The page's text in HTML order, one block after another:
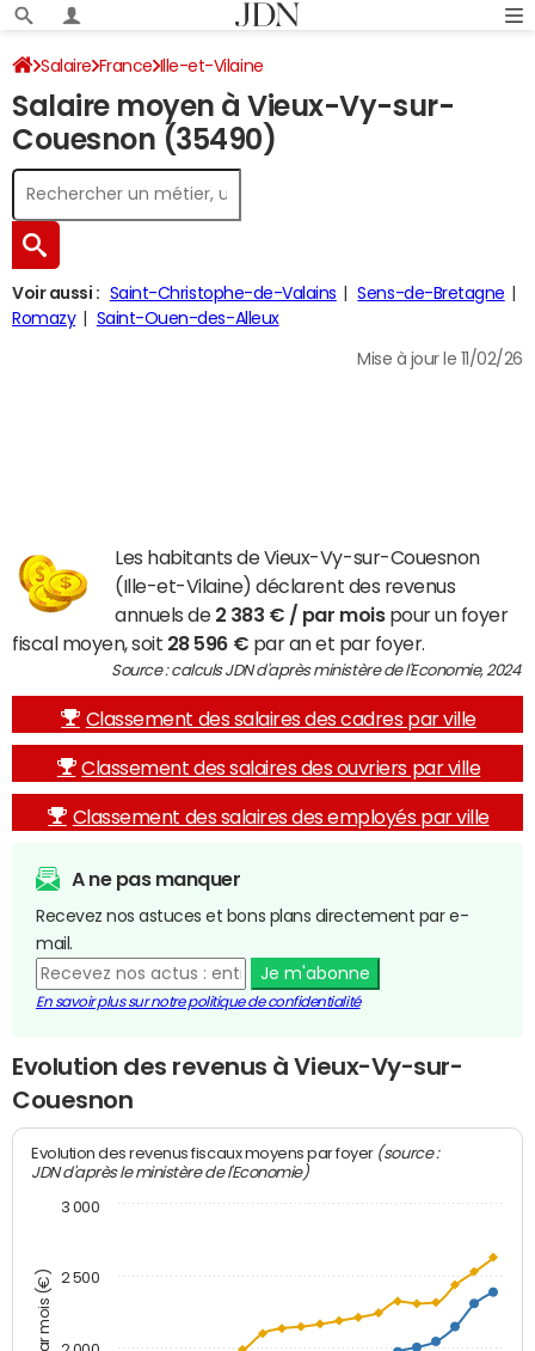
Salaire France Ille-et-Vilaine
Salaire moyen à Vieux-Vy-sur-
Couesnon (35490)
Voir aussi : Saint-Christophe-de-Valains
Sens-de-Bretagne
Romazy
Saint-Ouen-des-Alleux
Mise à jour le 11/02/26
Les habitants de Vieux-Vy-sur-Couesnon
(Ille-et-Vilaine) déclarent des revenus
annuels de 2 383 € / par moispour un foyer
fiscal moyen, soit 28 596 € par an et par foyer.
Source : calculs JDN d'après ministère de l'Economie, 2024
Classement des salaires des cadres par ville
Classement des salaires des ouvriers par ville
Classement des salaires des employés par ville
A ne pas manquer
Recevez nos astuces et bons plans directement par e-
mail.
Je m'abonne
En savoir plus sur notre politique de confidentialité
Evolution des revenus à Vieux-Vy-sur-
Couesnon
Evolution des revenus fiscaux moyens par foyer (source :
JDN d'après le ministère de l'Economie)
2 500
3 000